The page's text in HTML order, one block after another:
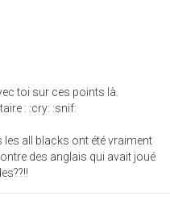
toi sur ces points là.
: :cry: :snif:
les all blacks ont été vraiment
des anglais qui avait joué